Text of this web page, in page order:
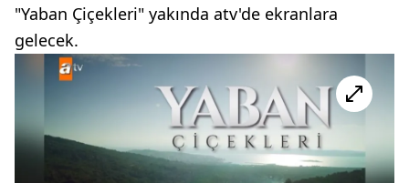
"Yaban Çiçekleri" yakında atv'de ekranlara
gelecek.